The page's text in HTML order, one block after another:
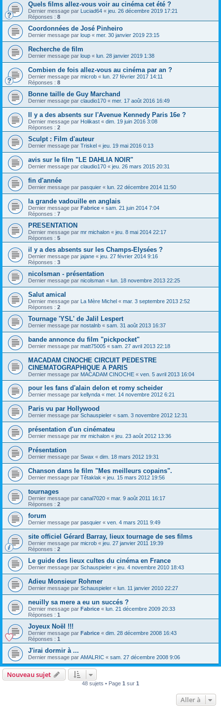
Quels films allez-vous voir au cinéma cet été ?
Dernier message par Luciad64 « jeu. 26 décembre 2019 17:21
Réponses : 8
Coordonnées de José Pinheiro
Dernier message par loup « mer. 30 janvier 2019 23:15
Recherche de film
Dernier message par loup « lun. 28 janvier 2019 1:38
Combien de fois allez-vous au cinéma par an ?
Dernier message par microb « lun. 27 février 2017 14:11
Réponses : 8
Bonne taille de Guy Marchand
Dernier message par claudio170 « mer. 17 août 2016 16:49
Il y a des absents sur l'Avenue Kennedy Paris 16e ?
Dernier message par Holikast « dim. 19 juin 2016 3:08
Réponses : 2
Sculpt : Film d'auteur
Dernier message par Triskel « jeu. 19 mai 2016 0:13
avis sur le film "LE DAHLIA NOIR"
Dernier message par claudio170 « jeu. 26 mars 2015 20:31
fin d'année
Dernier message par pasquier « lun. 22 décembre 2014 11:50
la grande vadouille en anglais
Dernier message par Fabrice « sam. 21 juin 2014 7:04
Réponses : 7
PRESENTATION
Dernier message par mr michalon « jeu. 8 mai 2014 22:17
Réponses : 5
il y a des absents sur les Champs-Elysées ?
Dernier message par jajane « jeu. 27 février 2014 9:16
Réponses : 3
nicolsman - présentation
Dernier message par nicolsman « lun. 18 novembre 2013 22:25
Salut amical
Dernier message par La Mère Michel « mar. 3 septembre 2013 2:52
Réponses : 2
Tournage 'YSL' de Jalil Lespert
Dernier message par nostalnb « sam. 31 août 2013 16:37
bande annonce du film "pickpocket"
Dernier message par matt75005 « sam. 27 avril 2013 22:18
MACADAM CINOCHE CIRCUIT PEDESTRE
CINEMATOGRAPHIQUE A PARIS
Dernier message par MACADAM CINOCHE « ven. 5 avril 2013 16:04
pour les fans d'alain delon et romy scheider
Dernier message par kellynda « mer. 14 novembre 2012 6:21
Paris vu par Hollywood
Dernier message par Schauspieler « sam. 3 novembre 2012 12:31
présentation d'un cinémateu
Dernier message par mr michalon « jeu. 23 août 2012 13:36
Présentation
Dernier message par Swax « dim. 18 mars 2012 19:31
Chanson dans le film "Mes meilleurs copains".
Dernier message par Têtaklak « jeu. 15 mars 2012 19:56
tournages
Dernier message par canal7020 « mar. 9 août 2011 16:17
Réponses : 2
forum
Dernier message par pasquier « ven. 4 mars 2011 9:49
site officiel Gérard Barray, lieux tournage de ses films
Dernier message par microb « jeu. 27 janvier 2011 19:39
Réponses : 2
Le guide des lieux cultes du cinéma en France
Dernier message par Schauspieler « jeu. 4 novembre 2010 18:43
Adieu Monsieur Rohmer
Dernier message par Schauspieler « lun. 11 janvier 2010 22:27
neuilly sa mere a eu un succés ?
Dernier message par Fabrice « lun. 21 décembre 2009 20:33
Réponses : 1
Joyeux Noël !!!
Dernier message par Fabrice « dim. 28 décembre 2008 16:43
Réponses : 1
J'irai dormir à ...
Dernier message par AMALRIC « sam. 27 décembre 2008 9:06
Nouveau sujet
48 sujets • Page 1 sur 1
Aller à